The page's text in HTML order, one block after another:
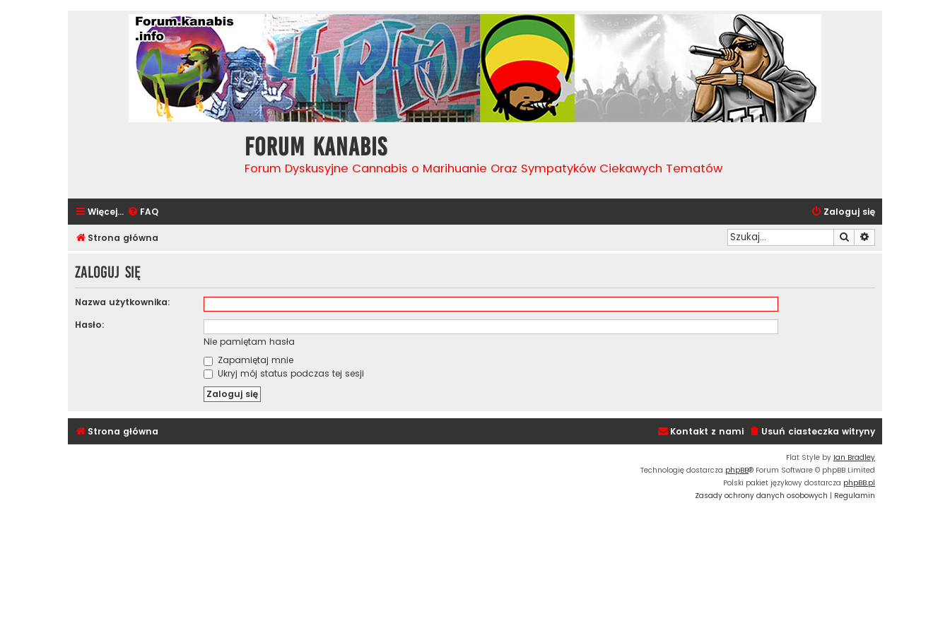
Forum Kanabis
Forum Dyskusyjne Cannabis o Marihuanie Oraz Sympatyków Ciekawych Tematów
Więcej… FAQ Zaloguj się
Strona główna Szukaj
Zaloguj się
Nazwa użytkownika:
Hasło:
Nie pamiętam hasła
Zapamiętaj mnie
Ukryj mój status podczas tej sesji
Strona główna Usuń ciasteczka witryny
Kontakt z nami
Flat Style by Ian Bradley
Technologię dostarcza phpBB® Forum Software © phpBB Limited
Polski pakiet językowy dostarcza phpBB.pl
Zasady ochrony danych osobowych | Regulamin